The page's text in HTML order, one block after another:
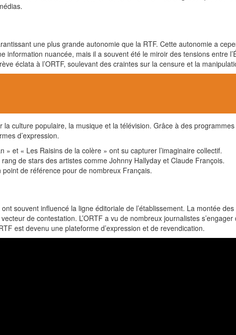
une plus grande autonomie que la RTF. Cette autonomie a
nuancée, mais il a souvent été le miroir des tensions entre
éclata à l’ORTF, soulevant des craintes sur la censure et la
culture populaire, la musique et la télévision. Grâce à des
d’expression.
et « Les Raisins de la colère » ont su capturer l’imaginaire collectif.
de stars des artistes comme Johnny Hallyday et Claude François.
point de référence pour de nombreux Français.
souvent influencé la ligne éditoriale de l’établissement. La montée
de contestation. L’ORTF a vu de nombreux journalistes
est devenu une plateforme d’expression et de revendication.